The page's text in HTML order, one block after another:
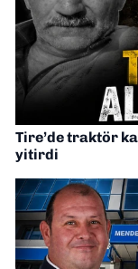
Tire’de traktör
yitirdi